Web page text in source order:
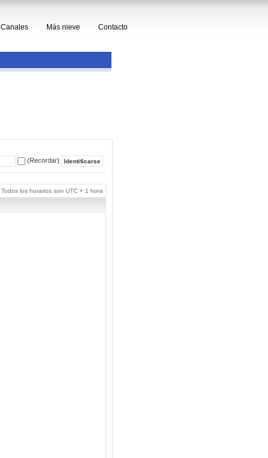
Canales Más nieve Contacto
(Recordar)
Todos los horarios son UTC + 1 hora